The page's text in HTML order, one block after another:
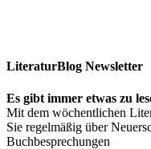
LiteraturBlog Newsletter
Es gibt immer etwas zu
Mit dem wöchentlichen
Sie regelmäßig über
Buchbesprechungen